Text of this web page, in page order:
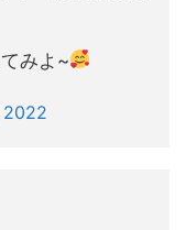
みよ~
2022